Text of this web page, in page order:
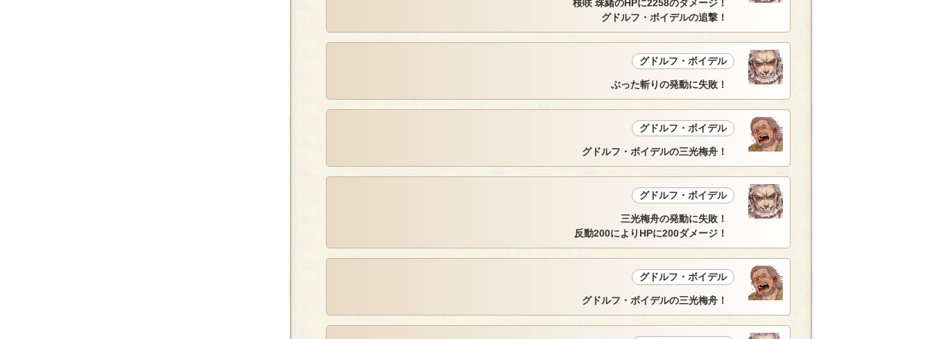
桜咲 珠緒のHPに2258のダメージ！
グドルフ・ボイデルの追撃！
グドルフ・ボイデル
ぶった斬りの発動に失敗！
グドルフ・ボイデル
グドルフ・ボイデルの三光梅舟！
グドルフ・ボイデル
三光梅舟の発動に失敗！
反動200によりHPに200ダメージ！
グドルフ・ボイデル
グドルフ・ボイデルの三光梅舟！